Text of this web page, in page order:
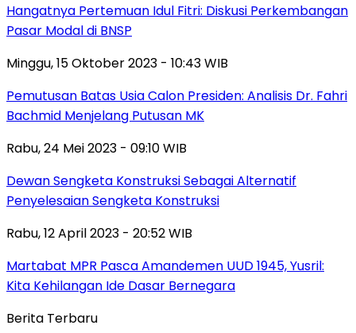
Hangatnya Pertemuan Idul Fitri: Diskusi Perkembangan
Pasar Modal di BNSP
Minggu, 15 Oktober 2023 - 10:43 WIB
Pemutusan Batas Usia Calon Presiden: Analisis Dr. Fahri
Bachmid Menjelang Putusan MK
Rabu, 24 Mei 2023 - 09:10 WIB
Dewan Sengketa Konstruksi Sebagai Alternatif
Penyelesaian Sengketa Konstruksi
Rabu, 12 April 2023 - 20:52 WIB
Martabat MPR Pasca Amandemen UUD 1945, Yusril:
Kita Kehilangan Ide Dasar Bernegara
Berita Terbaru